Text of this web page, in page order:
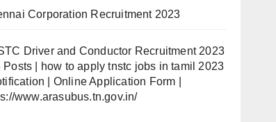
Corporation Recruitment 2023
Driver and Conductor Recruitment 2023
Posts | how to apply tnstc jobs in tamil 2023
| Online Application Form |
www.arasubus.tn.gov.in/